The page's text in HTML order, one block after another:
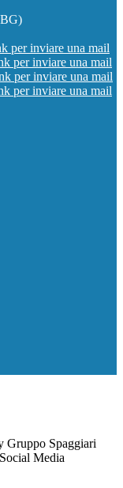
per inviare una mail
per inviare una mail
per inviare una mail
per inviare una mail
Gruppo Spaggiari
Media